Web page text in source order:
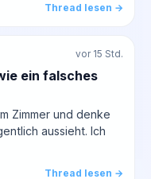
Thread lesen →
vor 15 Std.
ein falsches
Zimmer und denke
aussieht. Ich
Thread lesen →